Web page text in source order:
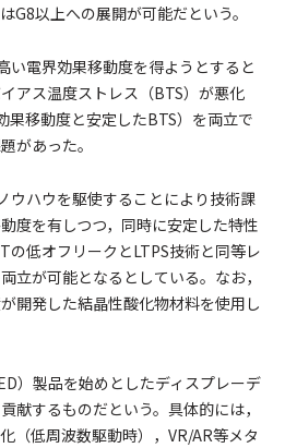
G8以上への展開が可能だという。
い電界効果移動度を得ようとすると
アス温度ストレス（BTS）が悪化
果移動度と安定したBTS）を両立で
があった。
ウハウを駆使することにより技術課
度を有しつつ，同時に安定した特性
の低オフリークとLTPS技術と同等レ
立が可能となるとしている。なお，
開発した結晶性酸化物材料を使用し
）製品を始めとしたディスプレーデ
献するものだという。具体的には，
（低周波数駆動時），VR/AR等メタ